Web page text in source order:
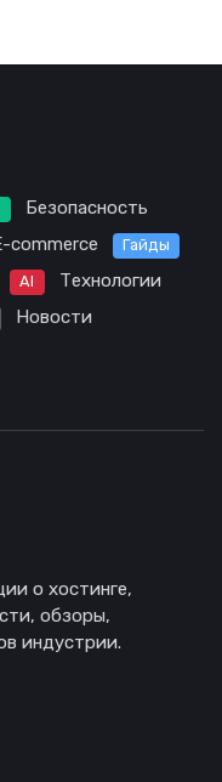
Безопасность
commerce Гайды
AI
Технологии
Новости
о хостинге,
обзоры,
индустрии.